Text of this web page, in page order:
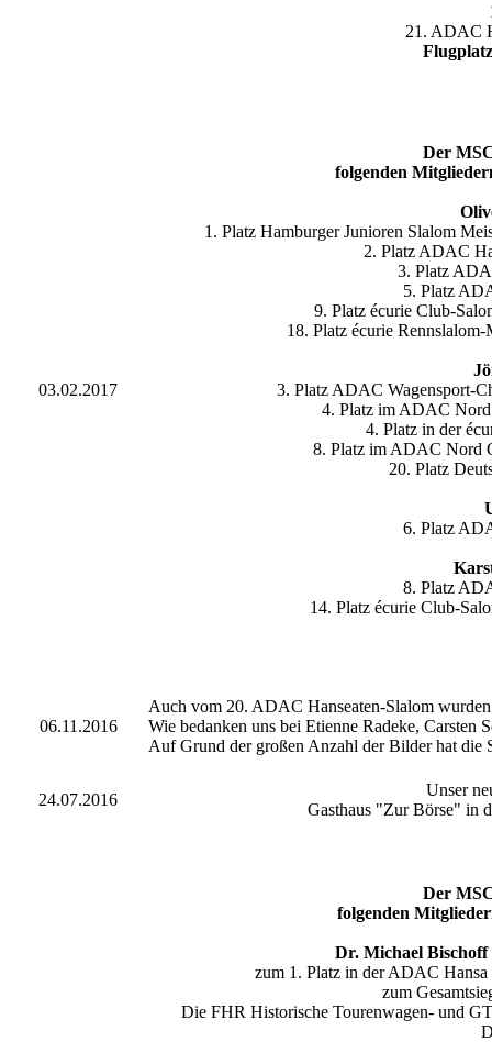
21. ADAC
03.02.2017
Der
folgenden
1. Platz Hamburger Junioren Slalom
2. Platz ADAC
3. Platz
5. Platz
9. Platz écurie Club-
18. Platz écurie
3. Platz ADAC Wagensport-
4. Platz im ADAC Nord
4. Platz in der
8. Platz im ADAC Nord
20. Platz
6. Platz
8. Platz
14. Platz écurie Club-
06.11.2016
Auch vom 20. ADAC Hanseaten-Slalom
Wie bedanken uns bei Etienne Radeke, Carsten
Auf Grund der großen Anzahl der Bilder hat die
24.07.2016
Unser
Gasthaus "Zur Börse" in
Der
folgenden
Dr. Michael
zum 1. Platz in der ADAC Hansa
zum
Die FHR Historische Tourenwagen- und